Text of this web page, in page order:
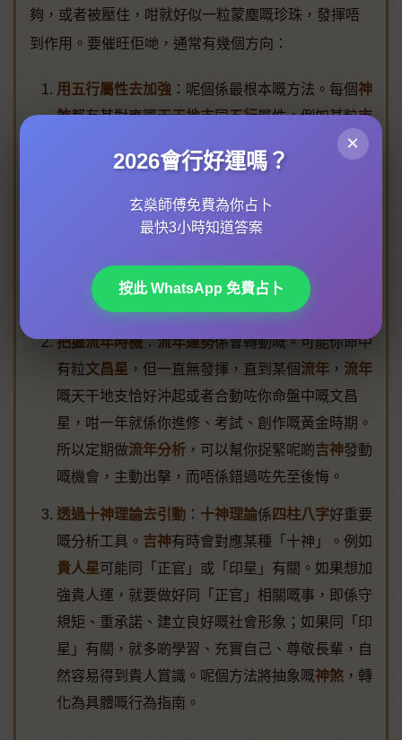
夠，或者被壓住，咁就好似一粒蒙塵嘅珍珠，發揮唔
到作用。要催旺佢哋，通常有幾個方向：
用五行屬性去加強 ：呢個係最根本嘅方法。每個神
煞都有其對應嘅天干地支同五行屬性。例如某粒吉
屬火，但係你八字原局火弱，咁就可以透過後天
嘅生活選擇去「補火」。可以著多啲紅色、紫色
衫，從事一啲同文化、電子、能源相關嘅行業，甚
至喺屋企嘅南方（離卦屬火）位置擺放一盞長明燈
能量，融入到日常生活同環境之中，等佢得到生
把握流年時機：流年運勢係會轉動嘅。可能你命中
有粒文昌星 ，但一直無發揮，直到某個 流年 ， 流年
嘅天干地支恰好沖起或者合動咗你命盤中嘅文昌
星，咁一年就係你進修、考試、創作嘅黃金時期。
所以定期做流年分析 ，可以幫你捉緊呢啲吉神發動
嘅機會，主動出擊，而唔係錯過咗先至後悔。
透過十神理論去引動 ： 十神理論係 四柱八字好重要
嘅分析工具。 吉神有時會對應某種「十神」。例如
貴人星可能同「正官」或「印星」有關。如果想加
強貴人運，就要做好同「正官」相關嘅事，即係守
規矩、重承諾、建立良好嘅社會形象；如果同「印
星」有關，就多啲學習、充實自己、尊敬長輩，自
然容易得到貴人賞識。呢個方法將抽象嘅神煞 ，轉
化為具體嘅行為指南。
×
2026會行好運嗎？
玄燊師傅免費為你占卜
最快3小時知道答案
按此 WhatsApp 免費占卜